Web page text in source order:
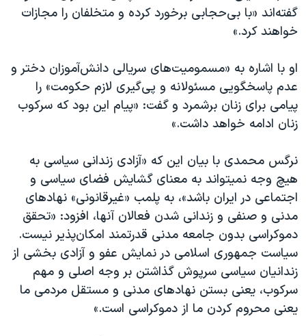
گفته‌اند «با بی‌حجابی برخورد کرده و متخلفان را مجازات
خواهند کرد.»
او با اشاره به «مسمومیت‌های سریالی دانش‌آموزان دختر و
عدم پاسخگویی مسئولانه و پی‌گیری لازم حکومت» را
پیامی برای زنان برشمرد و گفت: «پیام این بود که سرکوب
زنان ادامه خواهد داشت.»
نرگس محمدی با بیان این که «آزادی زندانی سیاسی به
هیچ وجه نمیتواند به معنای گشایش فضای سیاسی و
اجتماعی در ایران باشد»، به پلمب «غیرقانونی» نهادهای
مدنی و صنفی و زندانی شدن فعالان آنها، افزود: «تحقق
دموکراسی بدون جامعه مدنی قدرتمند امکان‌پذیر نیست.
سیاست جمهوری اسلامی در نمایش عفو و آزادی بخشی از
زندانیان سیاسی سرپوش گذاشتن بر وجه اصلی و مهم
سرکوب، یعنی بستن نهادهای مدنی و مستقل مردمی ما
یعنی محروم کردن ما از دموکراسی است.»